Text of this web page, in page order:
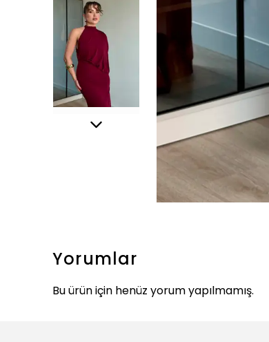
Yorumlar
Bu ürün için henüz yorum yapılmamış.